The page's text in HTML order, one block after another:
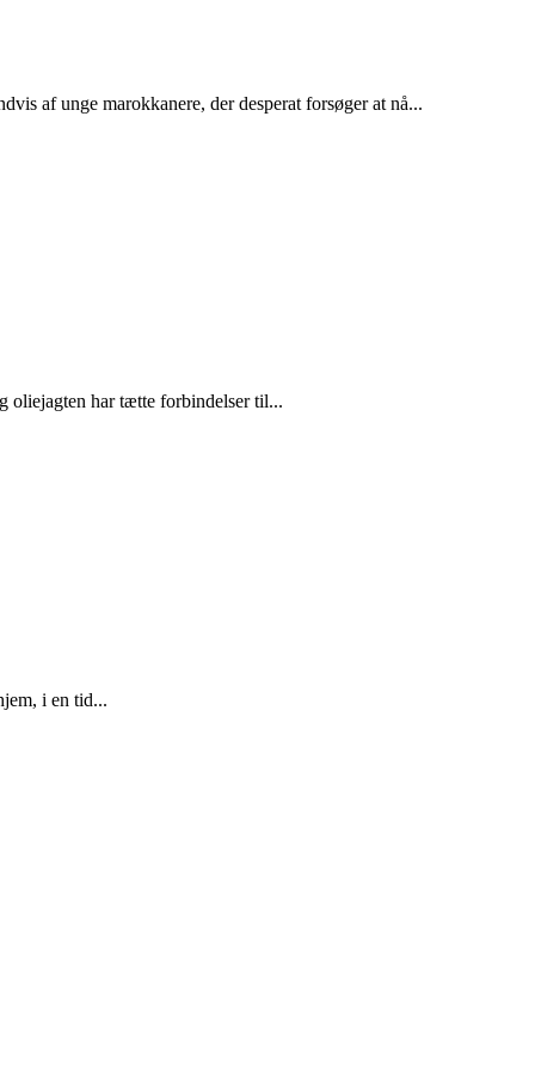
af unge marokkanere, der desperat forsøger at nå...
oliejagten har tætte forbindelser til...
i en tid...